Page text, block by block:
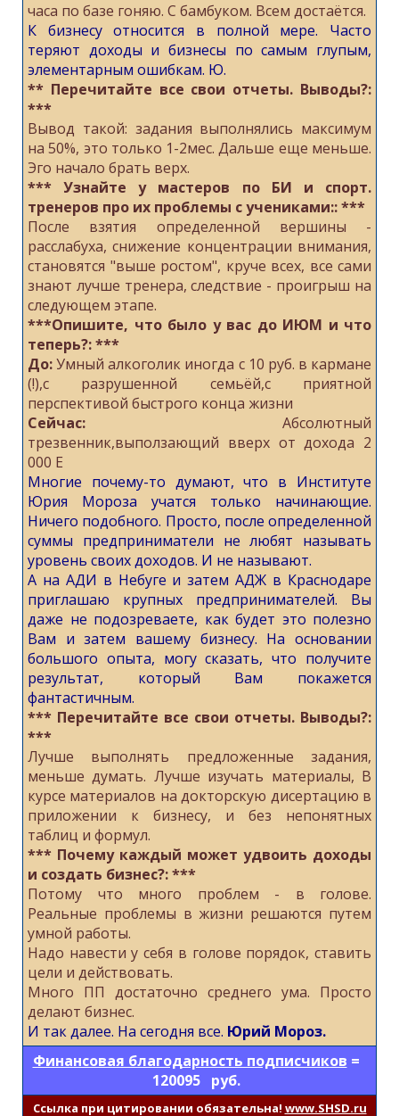
часа по базе гоняю. С бамбуком. Всем достаётся.
К бизнесу относится в полной мере. Часто
теряют доходы и бизнесы по самым глупым,
элементарным ошибкам. Ю.
** Перечитайте все свои отчеты. Выводы?:
***
Вывод такой: задания выполнялись максимум
на 50%, это только 1-2мес. Дальше еще меньше.
Эго начало брать верх.
*** Узнайте у мастеров по БИ и спорт.
тренеров про их проблемы с учениками:: ***
После взятия определенной вершины -
расслабуха, снижение концентрации внимания,
становятся "выше ростом", круче всех, все сами
знают лучше тренера, следствие - проигрыш на
следующем этапе.
***Опишите, что было у вас до ИЮМ и что
теперь?: ***
До:Умный алкоголик иногда с 10 руб. в кармане
(!),с разрушенной семьёй,с приятной
перспективой быстрого конца жизни
Сейчас: Абсолютный
трезвенник,выползающий вверх от дохода 2
000 Е
Многие почему-то думают, что в Институте
Юрия Мороза учатся только начинающие.
Ничего подобного. Просто, после определенной
суммы предприниматели не любят называть
уровень своих доходов. И не называют.
А на АДИ в Небуге и затем АДЖ в Краснодаре
приглашаю крупных предпринимателей. Вы
даже не подозреваете, как будет это полезно
Вам и затем вашему бизнесу. На основании
большого опыта, могу сказать, что получите
результат, который Вам покажется
фантастичным.
*** Перечитайте все свои отчеты. Выводы?:
***
Лучше выполнять предложенные задания,
меньше думать. Лучше изучать материалы, В
курсе материалов на докторскую дисертацию в
приложении к бизнесу, и без непонятных
таблиц и формул.
*** Почему каждый может удвоить доходы
и создать бизнес?: ***
Потому что много проблем - в голове.
Реальные проблемы в жизни решаются путем
умной работы.
Надо навести у себя в голове порядок, ставить
цели и действовать.
Много ПП достаточно среднего ума. Просто
делают бизнес.
И так далее. На сегодня все. Юрий Мороз.
Финансовая благодарность подписчиков =
120095 руб.
Cсылка при цитировании обязательна! www.SHSD.ru